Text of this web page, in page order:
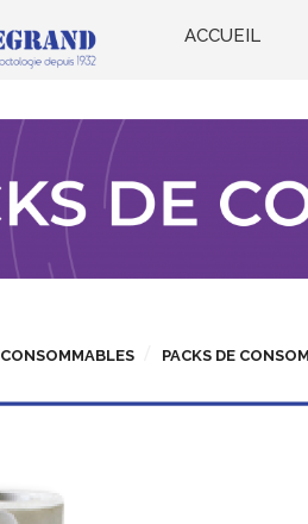
ACCUEIL
CONSOMMABLES PACKS DE